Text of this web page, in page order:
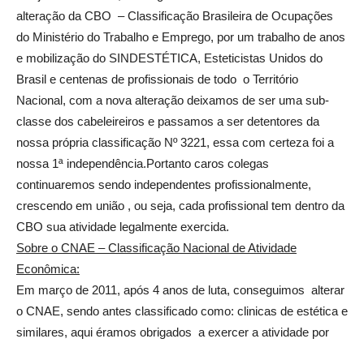
alteração da CBO – Classificação Brasileira de Ocupações
do Ministério do Trabalho e Emprego, por um trabalho de anos
e mobilização do SINDESTÉTICA, Esteticistas Unidos do
Brasil e centenas de profissionais de todo o Território
Nacional, com a nova alteração deixamos de ser uma sub-
classe dos cabeleireiros e passamos a ser detentores da
nossa própria classificação Nº 3221, essa com certeza foi a
nossa 1ª independência.Portanto caros colegas
continuaremos sendo independentes profissionalmente,
crescendo em união , ou seja, cada profissional tem dentro da
CBO sua atividade legalmente exercida.
Sobre o CNAE – Classificação Nacional de Atividade
Econômica:
Em março de 2011, após 4 anos de luta, conseguimos alterar
o CNAE, sendo antes classificado como: clinicas de estética e
similares, aqui éramos obrigados a exercer a atividade por